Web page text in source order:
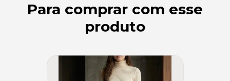
Para comprar com esse
produto